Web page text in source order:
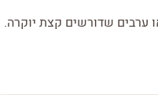
ערבים שדורשים קצת יוקרה.